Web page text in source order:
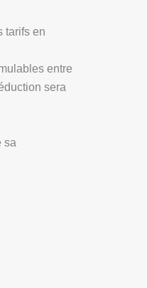
tarifs en
entre
sera
sa